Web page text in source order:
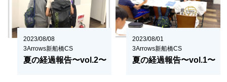
2023/08/08
3Arrows新船橋CS
夏の経過報告〜vol.2〜
2023/08/01
3Arrows新船橋CS
夏の経過報告〜vol.1〜